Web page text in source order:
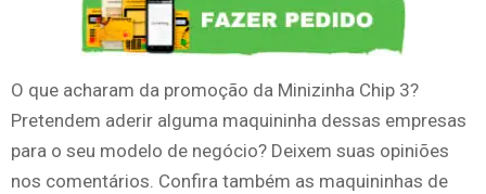
O que acharam da promoção da Minizinha Chip 3?
Pretendem aderir alguma maquininha dessas empresas
para o seu modelo de negócio? Deixem suas opiniões
nos comentários. Confira também as maquininhas de